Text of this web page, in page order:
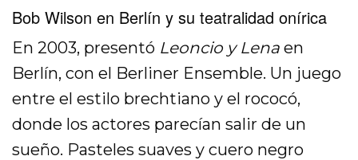
Bob Wilson en Berlín y su teatralidad onírica
En 2003, presentó Leoncio y Lena en
Berlín, con el Berliner Ensemble. Un juego
entre el estilo brechtiano y el rococó,
donde los actores parecían salir de un
sueño. Pasteles suaves y cuero negro